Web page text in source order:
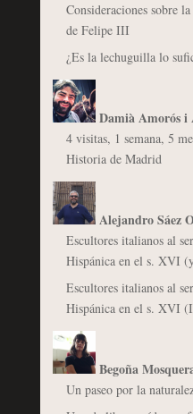
Consideraciones sobre
de Felipe III
¿Es la lechuguilla lo
Damià Amorós i
4 visitas, 1 semana, 5
Historia de Madrid
Alejandro Sáez
Escultores italianos al
Hispánica en el s. XVI
Escultores italianos al
Hispánica en el s. XVI
Begoña
Un paseo por la